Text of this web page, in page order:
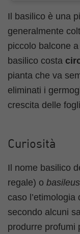
Il basilico è una
generalmente
piccolo balcone
basilico costa
pianta che va
eliminati i
crescita delle
Curiosità
Il nome basilico
regale) o basileus
caso
secondo alcuni
produrre profumi